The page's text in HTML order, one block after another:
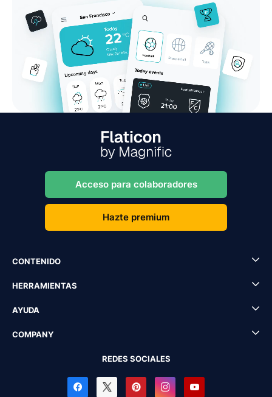
Acceso para colaboradores
Hazte premium
CONTENIDO
HERRAMIENTAS
AYUDA
COMPANY
REDES SOCIALES